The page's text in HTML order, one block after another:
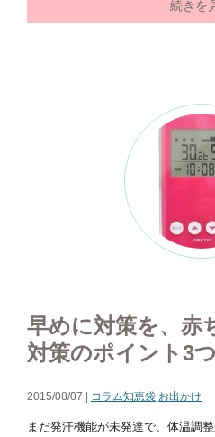
続きを
早めに対策を、赤
対策のポイント3つ
2015/08/07 | コラム知恵袋 お出かけ
まだ発汗機能が未発達で、体温調